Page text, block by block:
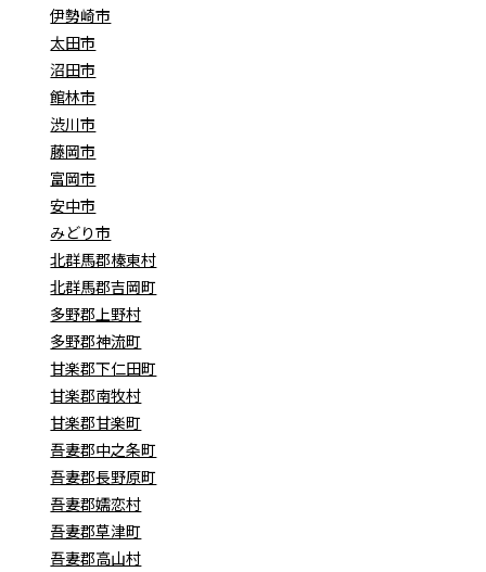
伊勢崎市
太田市
沼田市
館林市
渋川市
藤岡市
富岡市
安中市
みどり市
北群馬郡榛東村
北群馬郡吉岡町
多野郡上野村
多野郡神流町
甘楽郡下仁田町
甘楽郡南牧村
甘楽郡甘楽町
吾妻郡中之条町
吾妻郡長野原町
吾妻郡嬬恋村
吾妻郡草津町
吾妻郡高山村